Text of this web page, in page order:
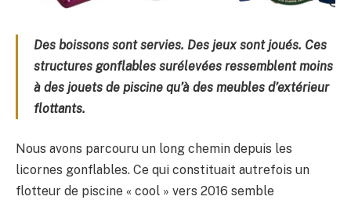
Des boissons sont servies. Des jeux sont joués. Ces
structures gonflables surélevées ressemblent moins
à des jouets de piscine qu’à des meubles d’extérieur
flottants.
Nous avons parcouru un long chemin depuis les
licornes gonflables. Ce qui constituait autrefois un
flotteur de piscine « cool » vers 2016 semble